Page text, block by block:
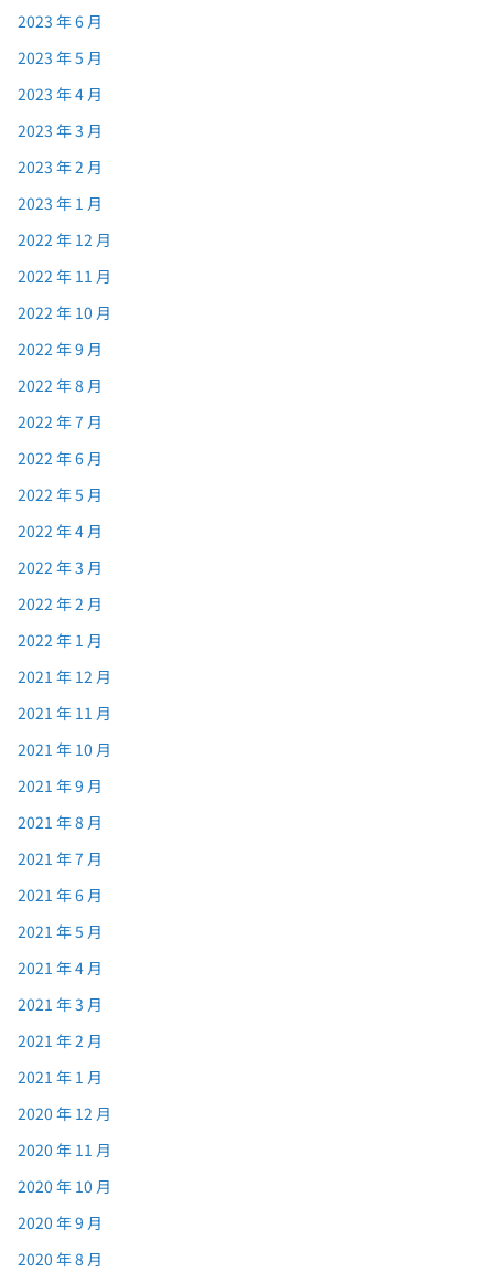
2023 年 6 月
2023 年 5 月
2023 年 4 月
2023 年 3 月
2023 年 2 月
2023 年 1 月
2022 年 12 月
2022 年 11 月
2022 年 10 月
2022 年 9 月
2022 年 8 月
2022 年 7 月
2022 年 6 月
2022 年 5 月
2022 年 4 月
2022 年 3 月
2022 年 2 月
2022 年 1 月
2021 年 12 月
2021 年 11 月
2021 年 10 月
2021 年 9 月
2021 年 8 月
2021 年 7 月
2021 年 6 月
2021 年 5 月
2021 年 4 月
2021 年 3 月
2021 年 2 月
2021 年 1 月
2020 年 12 月
2020 年 11 月
2020 年 10 月
2020 年 9 月
2020 年 8 月